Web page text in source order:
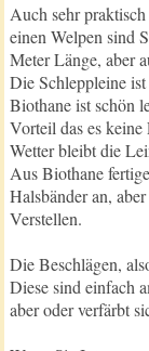
Auch sehr
einen Welpen sind
Meter Länge, aber
Die Schleppleine
Biothane ist schön
Vorteil das es
Wetter bleibt die
Aus Biothane
Halsbänder an,
Verstellen.
Die Beschlägen,
Diese sind einfach
aber oder verfärbt